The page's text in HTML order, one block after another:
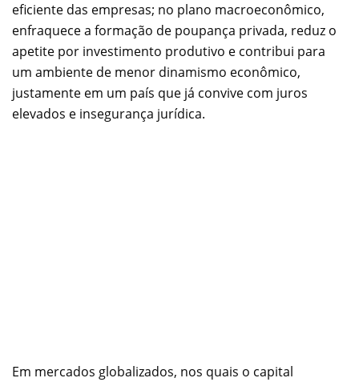
eficiente das empresas; no plano macroeconômico,
enfraquece a formação de poupança privada, reduz o
apetite por investimento produtivo e contribui para
um ambiente de menor dinamismo econômico,
justamente em um país que já convive com juros
elevados e insegurança jurídica.
Em mercados globalizados, nos quais o capital